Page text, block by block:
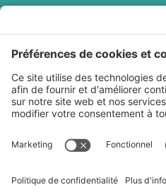
interculturelles
Ateliers de
Création de
contenu
Station
culinaire
Baladodiffusion
Websérie
Articles